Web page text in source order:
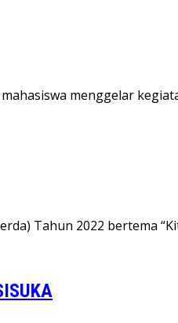
menggelar
Tahun 2022 bertema